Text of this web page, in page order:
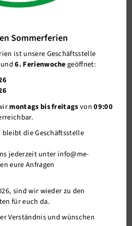
Sommerferien
ist unsere Geschäftsstelle
und6. Ferienwochegeöffnet:
montags bis freitagsvon09:00
die Geschäftsstelle
jederzeit unter info@me-
eure Anfragen
sind wir wieder zu den
für euch da.
Verständnis und wünschen